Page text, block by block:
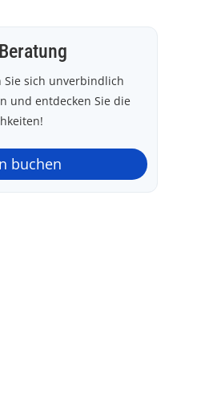
Sie sich unverbindlich
und entdecken Sie die
buchen